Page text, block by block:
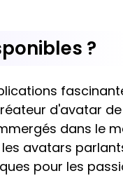
?
d'avatar
dans le
avatars
pour les